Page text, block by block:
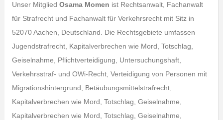
Unser Mitglied Osama Momen ist Rechtsanwalt, Fachanwalt
für Strafrecht und Fachanwalt für Verkehrsrecht mit Sitz in
52070 Aachen, Deutschland. Die Rechtsgebiete umfassen
Jugendstrafrecht, Kapitalverbrechen wie Mord, Totschlag,
Geiselnahme, Pflichtverteidigung, Untersuchungshaft,
Verkehrsstraf- und OWi-Recht, Verteidigung von Personen mit
Migrationshintergrund, Betäubungsmittelstrafrecht,
Kapitalverbrechen wie Mord, Totschlag, Geiselnahme,
Kapitalverbrechen wie Mord, Totschlag, Geiselnahme,